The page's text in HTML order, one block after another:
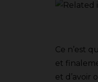
Ce n’est
et
et d’avoir